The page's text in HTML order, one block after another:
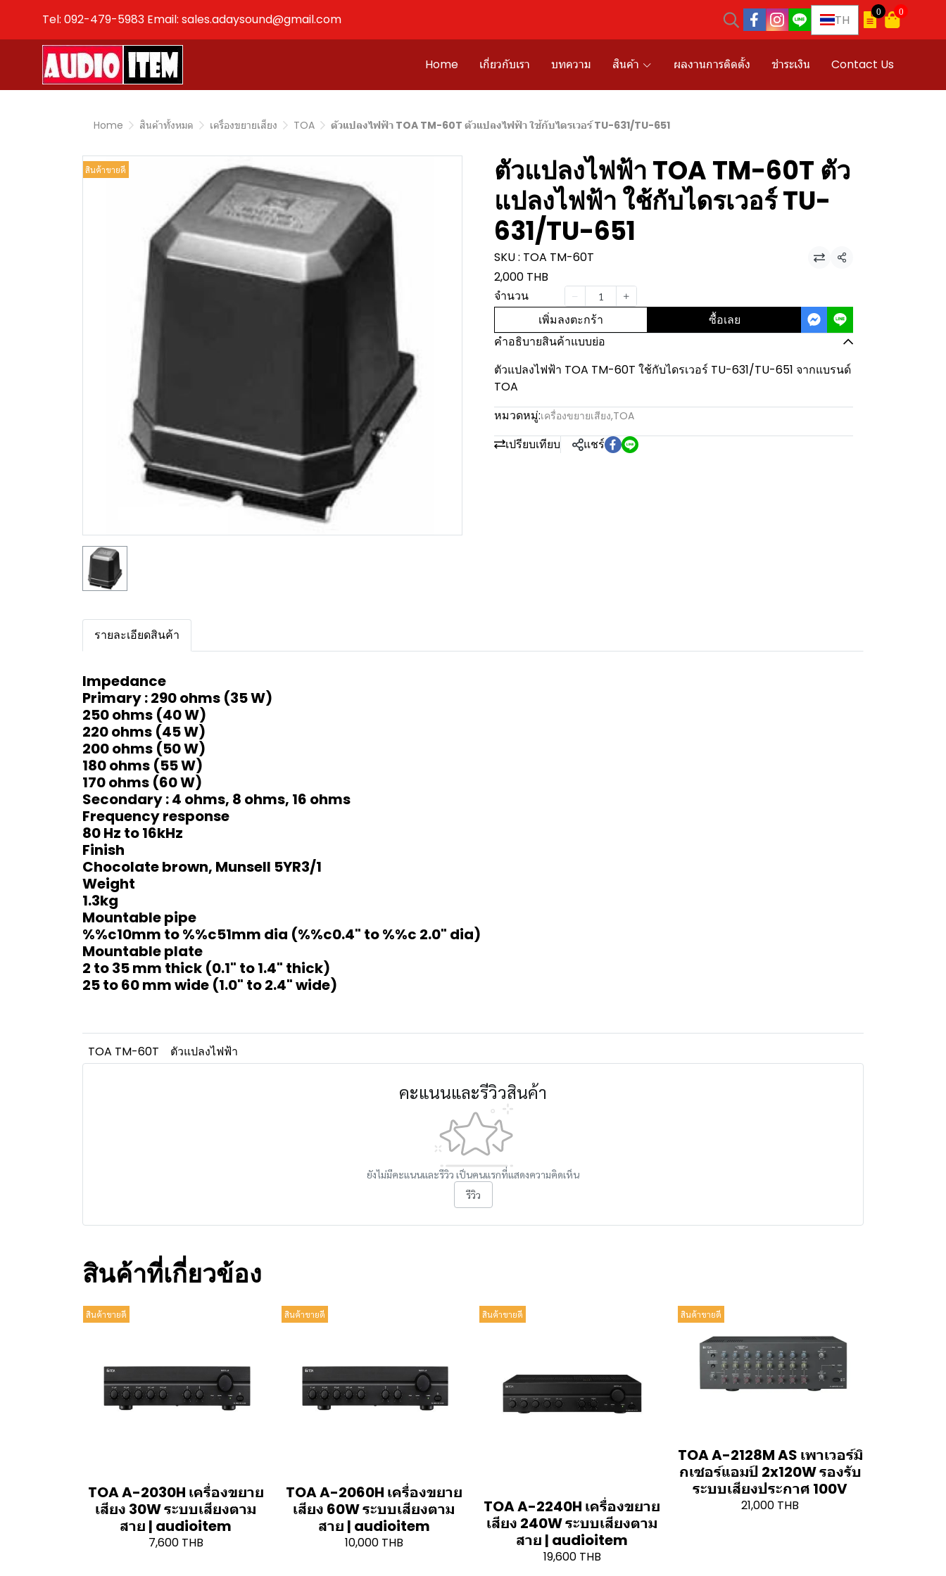
Tel: 092-479-5983 Email: sales.adaysound@gmail.com TH
0 0
Home เกี่ยวกับเรา บทความ สินค้า ผลงานการติดตั้ง ชำระเงิน Contact Us
Home สินค้าทั้งหมด เครื่องขยายเสียง TOA ตัวแปลงไฟฟ้า TOA TM-60T ตัวแปลงไฟฟ้า ใช้กับไดรเวอร์ TU-631/TU-651
สินค้าขายดี
ตัวแปลงไฟฟ้า TOA TM-60T ตัว
แปลงไฟฟ้า ใช้กับไดรเวอร์ TU-
631/TU-651
SKU : TOA TM-60T แชร์
2,000 THB
จำนวน
เพิ่มลงตะกร้า ซื้อเลย
คำอธิบายสินค้าแบบย่อ
ตัวแปลงไฟฟ้า TOA TM-60T ใช้กับไดรเวอร์ TU-631/TU-651 จากแบรนด์
TOA
หมวดหมู่:เครื่องขยายเสียง,TOA
เปรียบเทียบ แชร์
รายละเอียดสินค้า
Impedance
Primary : 290 ohms (35 W)
250 ohms (40 W)
220 ohms (45 W)
200 ohms (50 W)
180 ohms (55 W)
170 ohms (60 W)
Secondary : 4 ohms, 8 ohms, 16 ohms
Frequency response
80 Hz to 16kHz
Finish
Chocolate brown, Munsell 5YR3/1
Weight
1.3kg
Mountable pipe
%%c10mm to %%c51mm dia (%%c0.4" to %%c 2.0" dia)
Mountable plate
2 to 35 mm thick (0.1" to 1.4" thick)
25 to 60 mm wide (1.0" to 2.4" wide)
TOA TM-60T ตัวแปลงไฟฟ้า
คะแนนและรีวิวสินค้า
ยังไม่มีคะแนนและรีวิว เป็นคนแรกที่แสดงความคิดเห็น
รีวิว
สินค้าที่เกี่ยวข้อง
สินค้าขายดี
TOA A-2030H เครื่องขยาย
เสียง 30W ระบบเสียงตาม
สาย | audioitem
7,600 THB
สินค้าขายดี
TOA A-2060H เครื่องขยาย
เสียง 60W ระบบเสียงตาม
สาย | audioitem
10,000 THB
สินค้าขายดี
TOA A-2240H เครื่องขยาย
เสียง 240W ระบบเสียงตาม
สาย | audioitem
19,600 THB
สินค้าขายดี
TOA A-2128M AS เพาเวอร์มิ
กเซอร์แอมป์ 2x120W รองรับ
ระบบเสียงประกาศ 100V
21,000 THB